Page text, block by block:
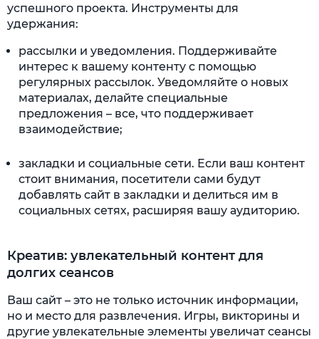
успешного проекта. Инструменты для
удержания:
рассылки и уведомления. Поддерживайте
интерес к вашему контенту с помощью
регулярных рассылок. Уведомляйте о новых
материалах, делайте специальные
предложения – все, что поддерживает
взаимодействие;
закладки и социальные сети. Если ваш контент
стоит внимания, посетители сами будут
добавлять сайт в закладки и делиться им в
социальных сетях, расширяя вашу аудиторию.
Креатив: увлекательный контент для
долгих сеансов
Ваш сайт – это не только источник информации,
но и место для развлечения. Игры, викторины и
другие увлекательные элементы увеличат сеансы